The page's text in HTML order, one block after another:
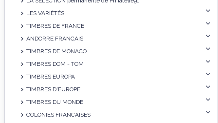
LES VARIÉTÉS
TIMBRES DE FRANCE
ANDORRE FRANCAIS
TIMBRES DE MONACO
TIMBRES DOM - TOM
TIMBRES EUROPA
TIMBRES D'EUROPE
TIMBRES DU MONDE
COLONIES FRANCAISES